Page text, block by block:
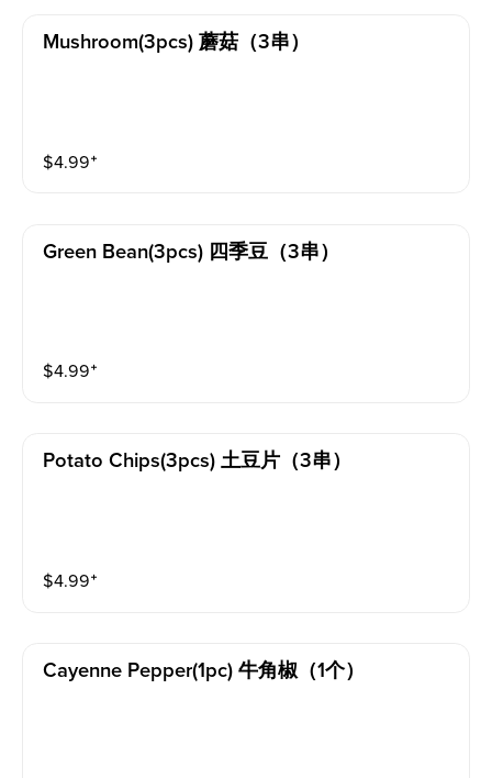
Mushroom(3pcs) 蘑菇（3串）
$4.99⁺
Green Bean(3pcs) 四季豆（3串）
$4.99⁺
Potato Chips(3pcs) 土豆片（3串）
$4.99⁺
Cayenne Pepper(1pc) 牛角椒（1个）